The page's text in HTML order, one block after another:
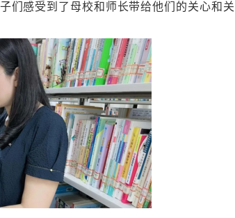
们感受到了母校和师长带给他们的关心和关